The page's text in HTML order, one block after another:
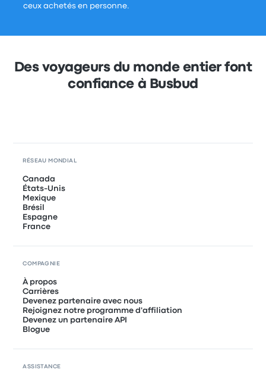
ceux achetés en personne.
Des voyageurs du monde entier font
confiance à Busbud
RÉSEAU MONDIAL
Canada
États-Unis
Mexique
Brésil
Espagne
France
COMPAGNIE
À propos
Carrières
Devenez partenaire avec nous
Rejoignez notre programme d'affiliation
Devenez un partenaire API
Blogue
ASSISTANCE